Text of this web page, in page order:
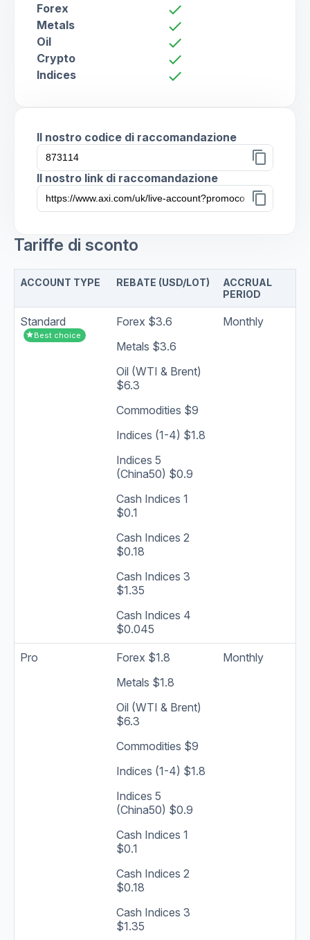
Forex check
Metals check
Oil check
Crypto check
Indices check
Il nostro codice di raccomandazione
content_copy
Il nostro link di raccomandazione
content_copy
Tariffe di sconto
ACCOUNT TYPE REBATE (USD/LOT)
ACCRUAL
PERIOD
Standard
starBest choice
Forex $3.6
Metals $3.6
Oil (WTI & Brent)
$6.3
Commodities $9
Indices (1-4) $1.8
Indices 5
(China50) $0.9
Cash Indices 1
$0.1
Cash Indices 2
$0.18
Cash Indices 3
$1.35
Cash Indices 4
$0.045
Monthly
Pro
Forex $1.8
Metals $1.8
Oil (WTI & Brent)
$6.3
Commodities $9
Indices (1-4) $1.8
Indices 5
(China50) $0.9
Cash Indices 1
$0.1
Cash Indices 2
$0.18
Cash Indices 3
$1.35
Monthly